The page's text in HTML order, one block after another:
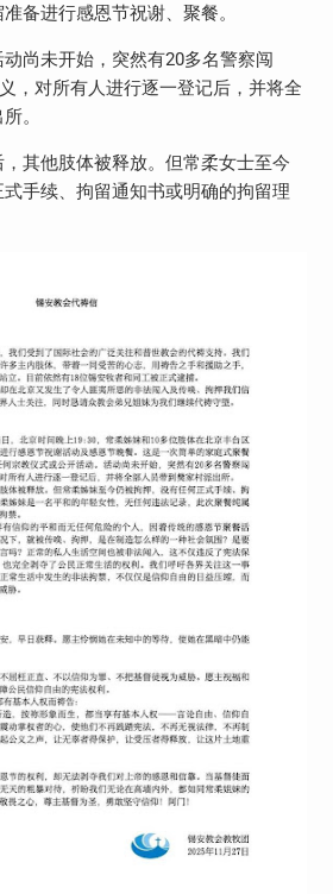
备进行感恩节祝谢、聚餐。
尚未开始，突然有20多名警察闯
，对所有人进行逐一登记后，并将全
。
其他肢体被释放。但常柔女士至今
手续、拘留通知书或明确的拘留理